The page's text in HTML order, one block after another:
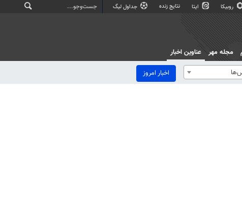
روبیکا ایتا نتایج زنده جداول لیگ
مجله مهر
عناوین اخبار
اخبار امروز